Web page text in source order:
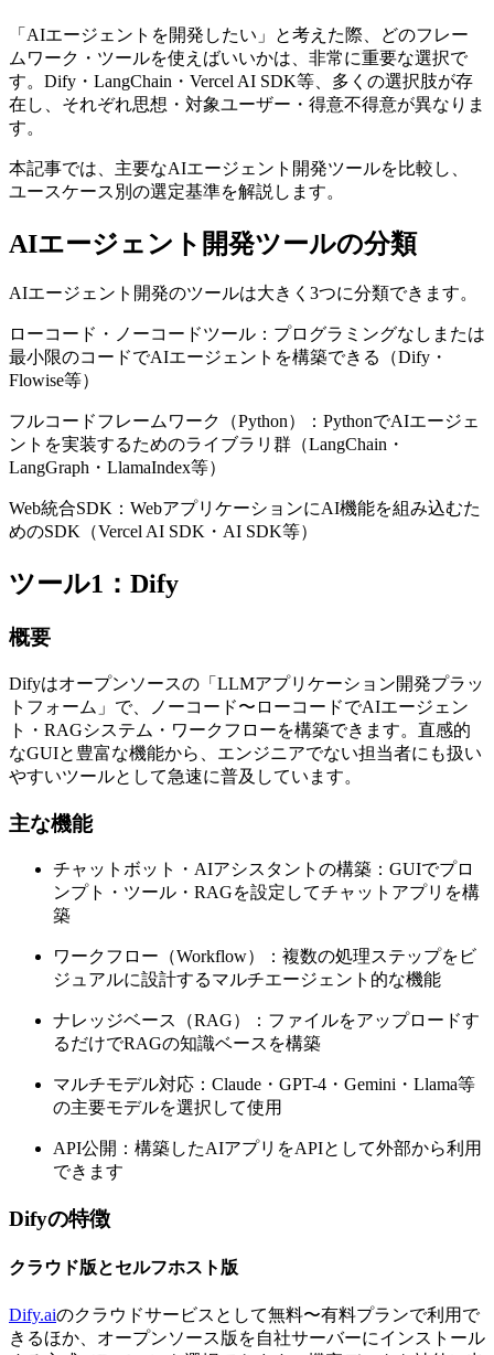
「AIエージェントを開発したい」と考えた際、どのフレー
ムワーク・ツールを使えばいいかは、非常に重要な選択で
す。Dify・LangChain・Vercel AI SDK等、多くの選択肢が存
在し、それぞれ思想・対象ユーザー・得意不得意が異なりま
す。
本記事では、主要なAIエージェント開発ツールを比較し、
ユースケース別の選定基準を解説します。
AIエージェント開発ツールの分類
AIエージェント開発のツールは大きく3つに分類できます。
ローコード・ノーコードツール：プログラミングなしまたは
最小限のコードでAIエージェントを構築できる（Dify・
Flowise等）
フルコードフレームワーク（Python）：PythonでAIエージェ
ントを実装するためのライブラリ群（LangChain・
LangGraph・LlamaIndex等）
Web統合SDK：WebアプリケーションにAI機能を組み込むた
めのSDK（Vercel AI SDK・AI SDK等）
ツール1：Dify
概要
Difyはオープンソースの「LLMアプリケーション開発プラッ
トフォーム」で、ノーコード〜ローコードでAIエージェン
ト・RAGシステム・ワークフローを構築できます。直感的
なGUIと豊富な機能から、エンジニアでない担当者にも扱い
やすいツールとして急速に普及しています。
主な機能
チャットボット・AIアシスタントの構築：GUIでプロ
ンプト・ツール・RAGを設定してチャットアプリを構
築
ワークフロー（Workflow）：複数の処理ステップをビ
ジュアルに設計するマルチエージェント的な機能
ナレッジベース（RAG）：ファイルをアップロードす
るだけでRAGの知識ベースを構築
マルチモデル対応：Claude・GPT-4・Gemini・Llama等
の主要モデルを選択して使用
API公開：構築したAIアプリをAPIとして外部から利用
できます
Difyの特徴
クラウド版とセルフホスト版
Dify.aiのクラウドサービスとして無料〜有料プランで利用で
きるほか、オープンソース版を自社サーバーにインストール